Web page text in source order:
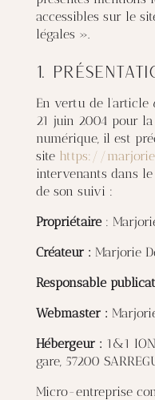
accessibles sur le
légales ».
1.
En vertu de
21 juin 2004 pour la
numérique, il est
site https://
intervenants dans
de son suivi :
Propriétaire :
Créateur : Marjorie
Responsable
Webmaster :
Hébergeur : 1&1
gare, 57200
Micro-entreprise